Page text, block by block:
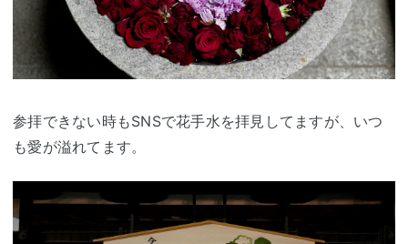
参拝できない時もSNSで花手水を拝見してますが、いつ
も愛が溢れてます。